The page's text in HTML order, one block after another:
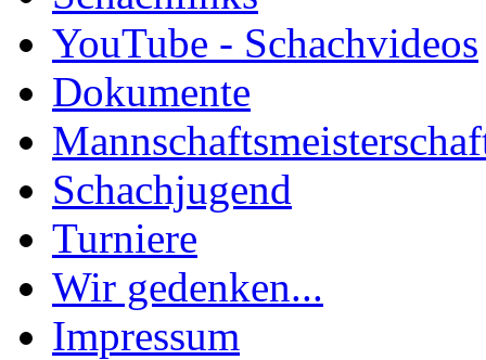
YouTube - Schachvideos
Dokumente
Schachjugend
Turniere
Wir gedenken...
Impressum